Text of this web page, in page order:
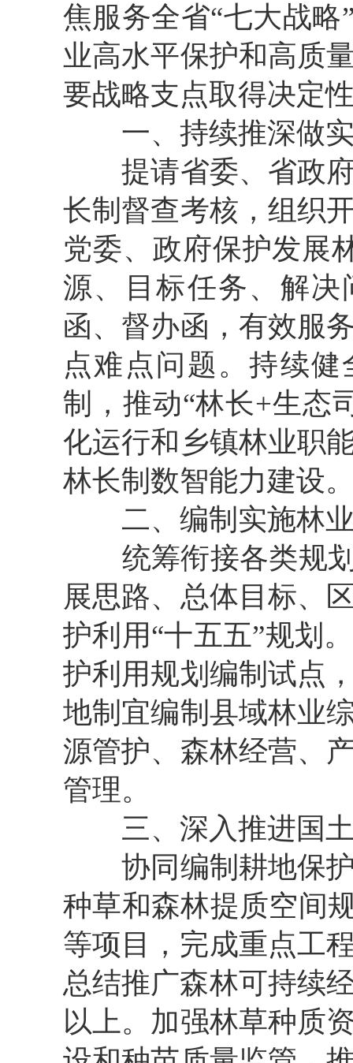
焦服务全省“七大战略
业高水平保护和高质
要战略支点取得决定
一、持续推深做
提请省委、省政
长制督查考核，组织
党委、政府保护发展
源、目标任务、解决
函、督办函，有效服
点难点问题。持续健
制， 推动“林长+生态
化运行和乡镇林业职
林长制数智能力建设
二、编制实施林
统筹衔接各类规
展思路、总体目标、
护利用“十五五”规划
护利用规划编制试点
地制宜编制县域林业
源管护、森林经营、
管理。
三、 深入推进国
协同编制耕地保
种草和森林提质空间
等项目，完成重点工
总结推广森林可持续
以上。加强林草种质